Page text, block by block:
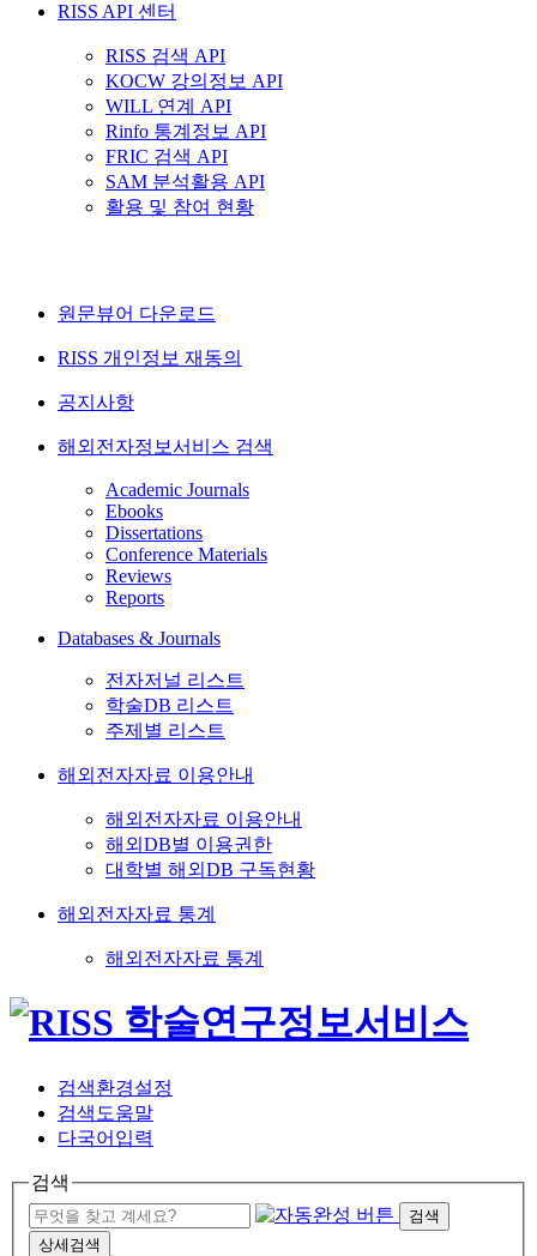
RISS API 센터
RISS 검색 API
KOCW 강의정보 API
WILL 연계 API
Rinfo 통계정보 API
FRIC 검색 API
SAM 분석활용 API
활용 및 참여 현황
원문뷰어 다운로드
RISS 개인정보 재동의
공지사항
해외전자정보서비스 검색
Academic Journals
Ebooks
Dissertations
Conference Materials
Reviews
Reports
Databases & Journals
전자저널 리스트
학술DB 리스트
주제별 리스트
해외전자자료 이용안내
해외전자자료 이용안내
해외DB별 이용권한
대학별 해외DB 구독현황
해외전자자료 통계
해외전자자료 통계
검색환경설정
검색도움말
다국어입력
검색
검색
상세검색